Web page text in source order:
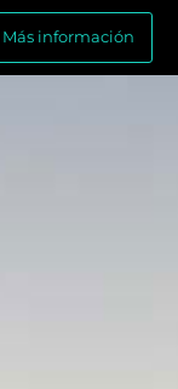
Más información